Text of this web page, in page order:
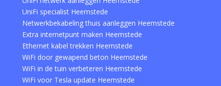
UniFi specialist Heemstede
Netwerkbekabeling thuis aanleggen Heemstede
Extra internetpunt maken Heemstede
Ethernet kabel trekken Heemstede
WiFi door gewapend beton Heemstede
WiFi in de tuin verbeteren Heemstede
WiFi voor Tesla update Heemstede